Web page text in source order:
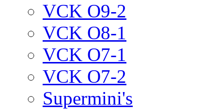
VCK O9-2
VCK O8-1
VCK O7-1
VCK O7-2
Supermini's